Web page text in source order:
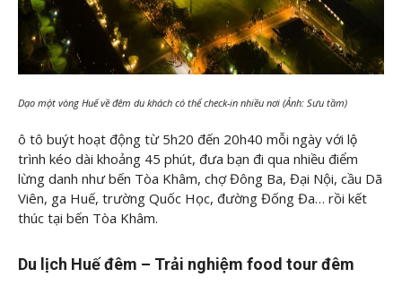
Dạo một vòng Huế về đêm du khách có thể check-in nhiều nơi (Ảnh: Sưu tầm)
ô tô buýt hoạt động từ 5h20 đến 20h40 mỗi ngày với lộ
trình kéo dài khoảng 45 phút, đưa bạn đi qua nhiều điểm
lừng danh như bến Tòa Khâm, chợ Đông Ba, Đại Nội, cầu Dã
Viên, ga Huế, trường Quốc Học, đường Đống Đa… rồi kết
thúc tại bến Tòa Khâm.
Du lịch Huế đêm – Trải nghiệm food tour đêm